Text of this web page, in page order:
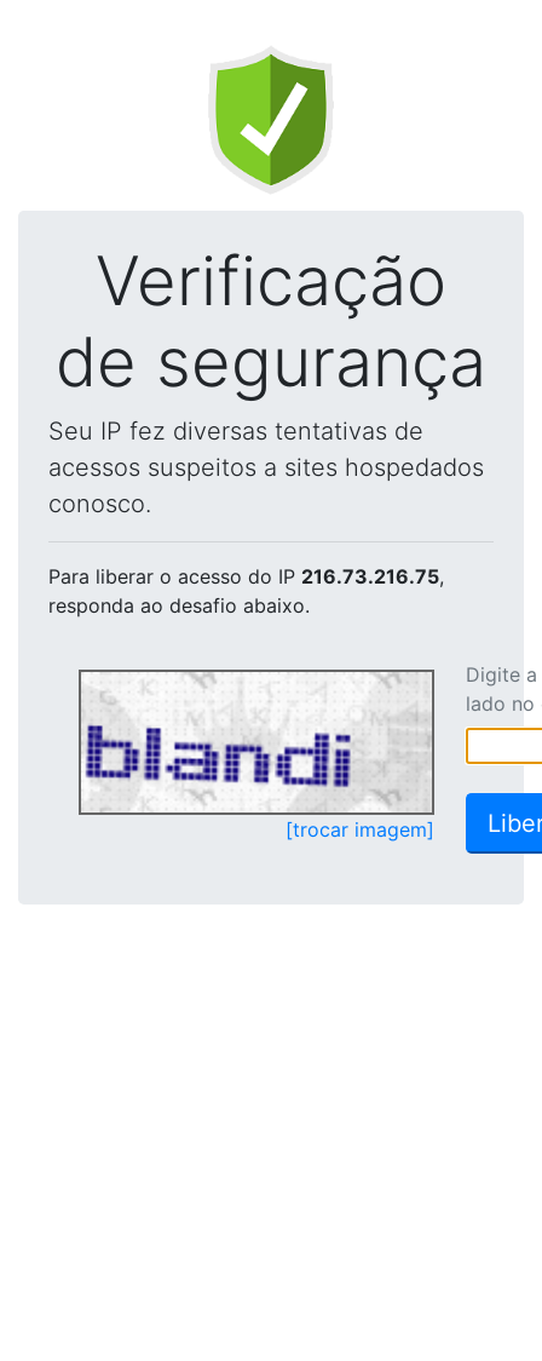
Verificação
de segurança
Seu IP fez diversas tentativas de
acessos suspeitos a sites hospedados
conosco.
Para liberar o acesso do IP 216.73.216.75,
responda ao desafio abaixo.
[trocar imagem]
Digite
lado no